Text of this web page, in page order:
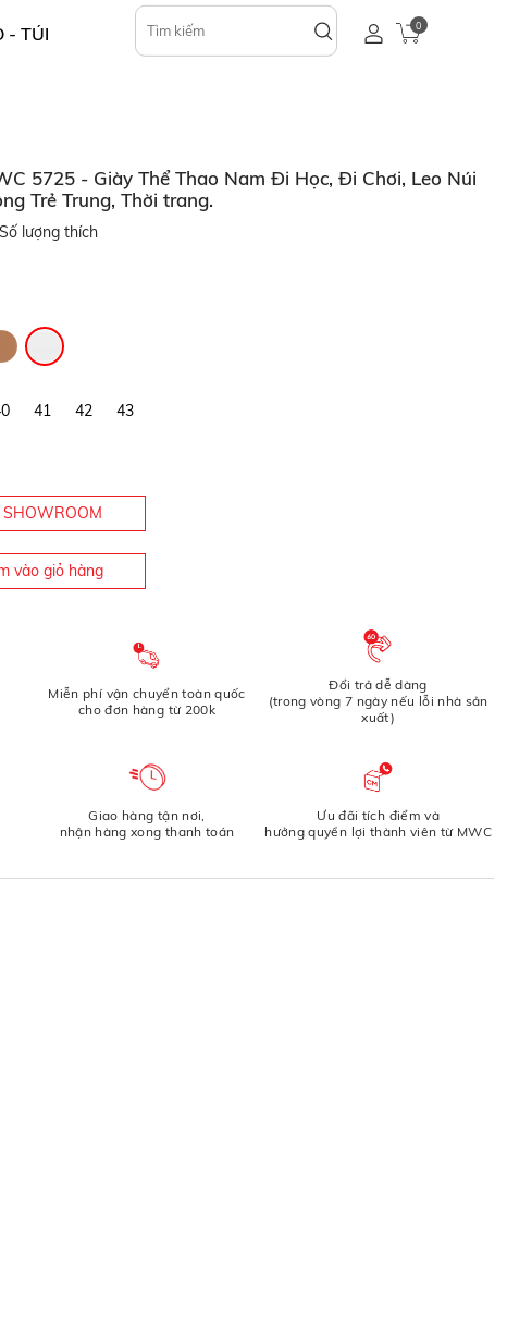
- TÚI 0
5725 - Giày Thể Thao Nam Đi Học, Đi Chơi, Leo Núi
Trẻ Trung, Thời trang.
Số lượng thích
41 42 43
vào giỏ hàng
Miễn phí vận chuyển toàn quốc
cho đơn hàng từ 200k
Đổi trả dễ dàng
(trong vòng 7 ngày nếu lỗi nhà sản
xuất)
Giao hàng tận nơi,
nhận hàng xong thanh toán
Ưu đãi tích điểm và
hưởng quyền lợi thành viên từ MWC